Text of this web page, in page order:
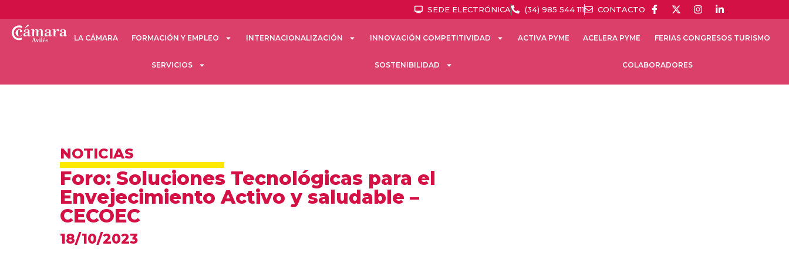
SEDE ELECTRÓNICA (34) 985 544 111 CONTACTO
LA CÁMARA FORMACIÓN Y EMPLEO INTERNACIONALIZACIÓN INNOVACIÓN COMPETITIVIDAD ACTIVA PYME ACELERA PYME FERIAS CONGRESOS TURISMO
SERVICIOS SOSTENIBILIDAD COLABORADORES
NOTICIAS
Foro: Soluciones Tecnológicas para el
Envejecimiento Activo y saludable –
CECOEC
18/10/2023